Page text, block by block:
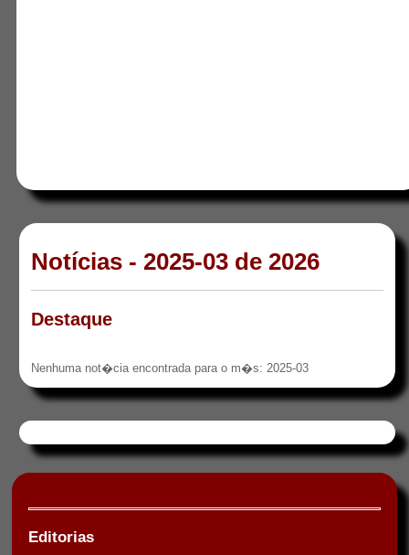
Notícias - 2025-03 de 2026
Destaque
Nenhuma not�cia encontrada para o m�s: 2025-03
Editorias